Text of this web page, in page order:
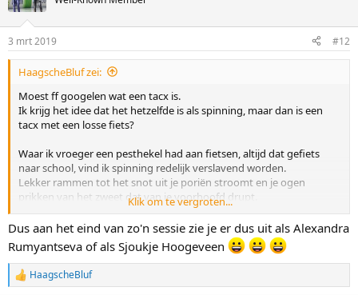
3 mrt 2019 #12
HaagscheBluf zei:
Moest ff googelen wat een tacx is.
Ik krijg het idee dat het hetzelfde is als spinning, maar dan is een
tacx met een losse fiets?
Waar ik vroeger een pesthekel had aan fietsen, altijd dat gefiets
naar school, vind ik spinning redelijk verslavend worden.
Lekker rammen tot het snot uit je poriën stroomt en je ogen
prikken van het zweet dat van je voorhoofd drupt.
Heerlijk.
Klik om te vergroten...
Dus aan het eind van zo'n sessie zie je er dus uit als Alexandra
Rumyantseva of als Sjoukje Hoogeveen
R
HaagscheBluf